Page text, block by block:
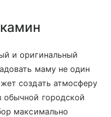
и оригинальный
маму не один
создать атмосферу
обычной городской
максимально